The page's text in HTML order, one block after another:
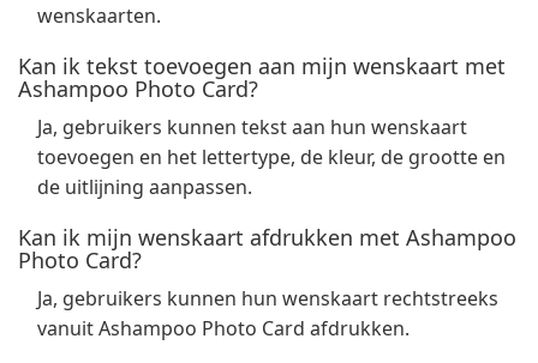
wenskaarten.
Kan ik tekst toevoegen aan mijn wenskaart met
Ashampoo Photo Card?
Ja, gebruikers kunnen tekst aan hun wenskaart
toevoegen en het lettertype, de kleur, de grootte en
de uitlijning aanpassen.
Kan ik mijn wenskaart afdrukken met Ashampoo
Photo Card?
Ja, gebruikers kunnen hun wenskaart rechtstreeks
vanuit Ashampoo Photo Card afdrukken.